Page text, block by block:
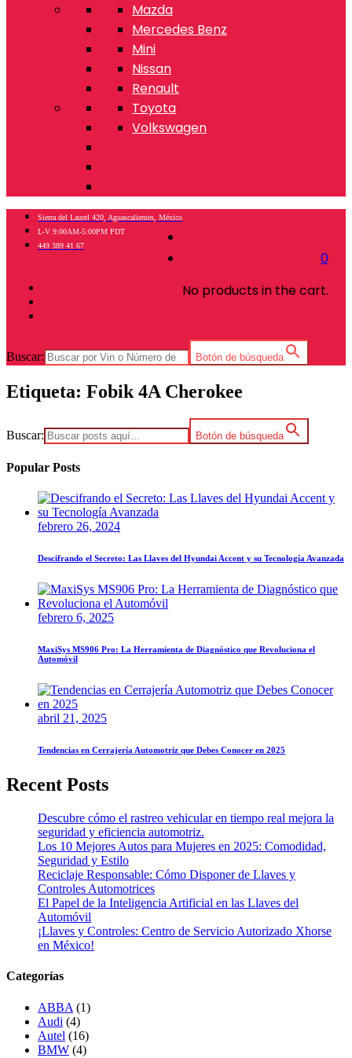
Mazda
Mercedes Benz
Mini
Nissan
Renault
Toyota
Volkswagen
0
No products in the cart.
Sierra del Laurel 420, Aguascalientes, México
L-V 9:00AM-5:00PM PDT
449 389 41 67
Buscar: Botón de búsqueda
Etiqueta: Fobik 4A Cherokee
Buscar: Botón de búsqueda
Popular Posts
febrero 26, 2024
Descifrando el Secreto: Las Llaves del Hyundai Accent y su Tecnología Avanzada
febrero 6, 2025
MaxiSys MS906 Pro: La Herramienta de Diagnóstico que Revoluciona el
Automóvil
abril 21, 2025
Tendencias en Cerrajería Automotriz que Debes Conocer en 2025
Recent Posts
Descubre cómo el rastreo vehicular en tiempo real mejora la
seguridad y eficiencia automotriz.
Los 10 Mejores Autos para Mujeres en 2025: Comodidad,
Seguridad y Estilo
Reciclaje Responsable: Cómo Disponer de Llaves y
Controles Automotrices
El Papel de la Inteligencia Artificial en las Llaves del
Automóvil
¡Llaves y Controles: Centro de Servicio Autorizado Xhorse
en México!
Categorías
ABBA (1)
Audi (4)
Autel (16)
BMW (4)